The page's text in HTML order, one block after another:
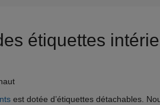
étiquettes
est dotée d’étiquettes détachables.